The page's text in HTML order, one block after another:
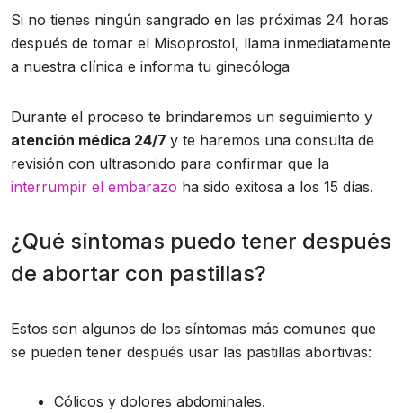
Si no tienes ningún sangrado en las próximas 24 horas
después de tomar el Misoprostol, llama inmediatamente
a nuestra clínica e informa tu ginecóloga
Durante el proceso te brindaremos un seguimiento y
atención médica 24/7 y te haremos una consulta de
revisión con ultrasonido para confirmar que la
interrumpir el embarazo ha sido exitosa a los 15 días.
¿Qué síntomas puedo tener después
de abortar con pastillas?
Estos son algunos de los síntomas más comunes que
se pueden tener después usar las pastillas abortivas:
Cólicos y dolores abdominales.